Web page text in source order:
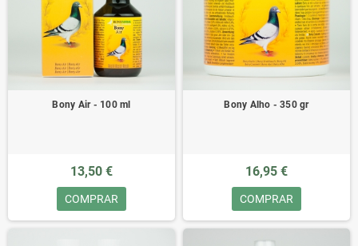
Bony Air - 100 ml
13,50 €
COMPRAR
Bony Alho - 350 gr
16,95 €
COMPRAR